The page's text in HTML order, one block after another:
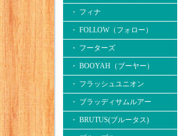
・ フィナ
・ FOLLOW（フォロー）
・ フーターズ
・ BOOYAH（ブーヤー）
・ フラッシュユニオン
・ ブラッディサムルアー
・ BRUTUS(ブルータス)